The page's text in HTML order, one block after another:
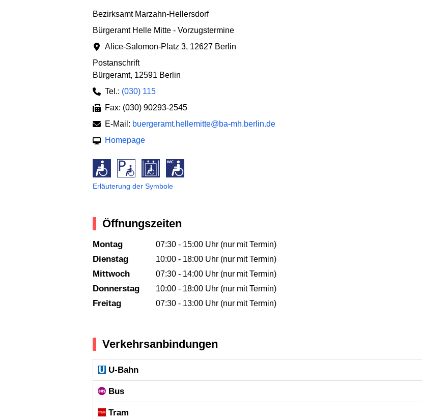
Bezirksamt Marzahn-Hellersdorf
Bürgeramt Helle Mitte - Vorzugstermine
Alice-Salomon-Platz 3, 12627 Berlin
Postanschrift
Bürgeramt, 12591 Berlin
Tel.: (030) 115
Fax: (030) 90293-2545
E-Mail: buergeramt.hellemitte@ba-mh.berlin.de
Homepage
Erläuterung der Symbole
Öffnungszeiten
Montag 07:30 - 15:00 Uhr (nur mit Termin)
Dienstag 10:00 - 18:00 Uhr (nur mit Termin)
Mittwoch 07:30 - 14:00 Uhr (nur mit Termin)
Donnerstag 10:00 - 18:00 Uhr (nur mit Termin)
Freitag 07:30 - 13:00 Uhr (nur mit Termin)
Verkehrsanbindungen
U-Bahn
Bus
Tram